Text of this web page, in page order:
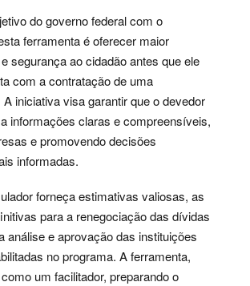
do governo federal com o
ferramenta é oferecer maior
segurança ao cidadão antes que ele
com a contratação de uma
A iniciativa visa garantir que o devedor
informações claras e compreensíveis,
e promovendo decisões
informadas.
forneça estimativas valiosas, as
para a renegociação das dívidas
análise e aprovação das instituições
no programa. A ferramenta,
um facilitador, preparando o